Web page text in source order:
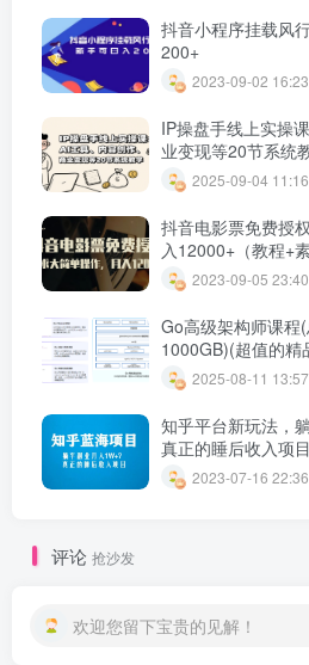
抖音小程序挂载风
200+
2023-09-02
IP操盘手线上实操
业变现等20节系统
2025-09-04
抖音电影票免费授
入12000+（教程+
2023-09-05
Go高级架构师课程
1000GB)(超值的精
哦)
2025-08-11
知乎平台新玩法，
真正的睡后收入项
2023-07-16
评论 抢沙发
欢迎您留下宝贵的见解！